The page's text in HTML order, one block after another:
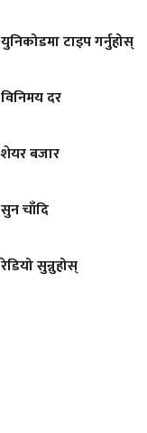
युनिकोडमा टाइप गर्नुहोस्
विनिमय दर
शेयर बजार
सुन चाँदि
रेडियो सुन्नुहोस्